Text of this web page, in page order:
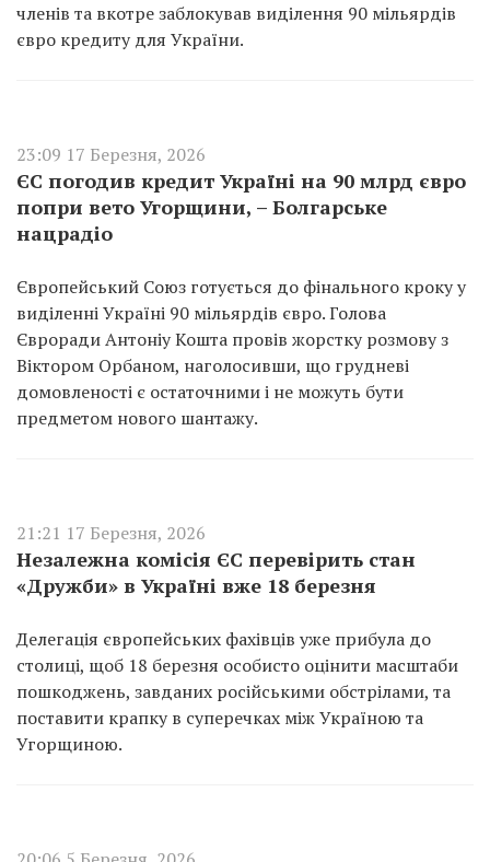
членів та вкотре заблокував виділення 90 мільярдів
євро кредиту для України.
23:09 17 Березня, 2026
ЄС погодив кредит Україні на 90 млрд євро
попри вето Угорщини, – Болгарське
нацрадіо
Європейський Союз готується до фінального кроку у
виділенні Україні 90 мільярдів євро. Голова
Євроради Антоніу Кошта провів жорстку розмову з
Віктором Орбаном, наголосивши, що грудневі
домовленості є остаточними і не можуть бути
предметом нового шантажу.
21:21 17 Березня, 2026
Незалежна комісія ЄС перевірить стан
«Дружби» в Україні вже 18 березня
Делегація європейських фахівців уже прибула до
столиці, щоб 18 березня особисто оцінити масштаби
пошкоджень, завданих російськими обстрілами, та
поставити крапку в суперечках між Україною та
Угорщиною.